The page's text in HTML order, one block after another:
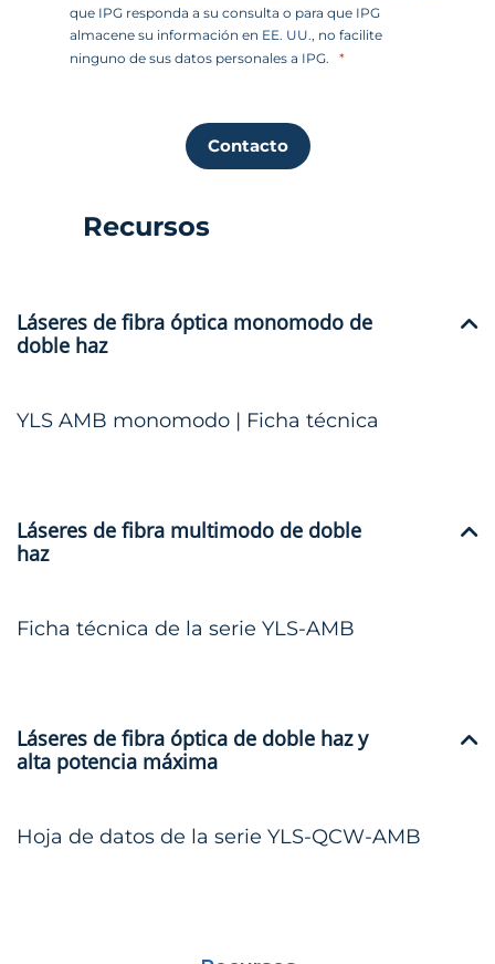
que IPG responda a su consulta o para que IPG
almacene su información en EE. UU., no facilite
ninguno de sus datos personales a IPG.
Contacto
Recursos
Láseres de fibra óptica monomodo de
doble haz
YLS AMB monomodo | Ficha técnica
Láseres de fibra multimodo de doble
haz
Ficha técnica de la serie YLS-AMB
Láseres de fibra óptica de doble haz y
alta potencia máxima
Hoja de datos de la serie YLS-QCW-AMB